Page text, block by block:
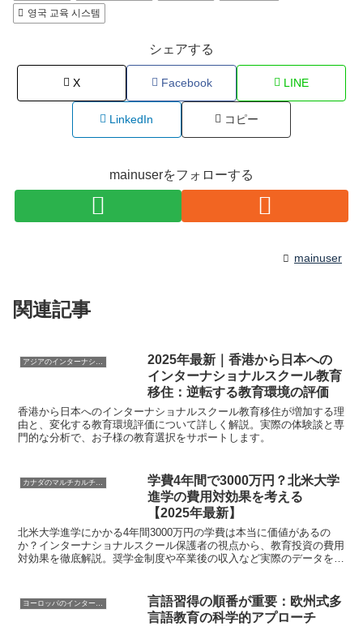
영국 교육 시스템
シェアする
X Facebook LINE
LinkedIn コピー
mainuserをフォローする
mainuser
関連記事
2025年最新｜香港から日本への
インターナショナルスクール教育
移住：逆転する教育環境の評価
香港から日本へのインターナショナルスクール教育移住が増加する理
由と、変化する教育環境評価について詳しく解説。実際の体験談と専
門的な分析で、お子様の教育選択をサポートします。
学費4年間で3000万円？北米大学
進学の費用対効果を考える
【2025年最新】
北米大学進学にかかる4年間3000万円の学費は本当に価値があるの
か？インターナショナルスクール保護者の視点から、教育投資の費用
対効果を徹底解説。奨学金制度や卒業後の収入など実際のデータをも
ヨーロッパのインターナショナル教育傾向
言語習得の順番が重要：欧州式多
言語教育の科学的アプローチ